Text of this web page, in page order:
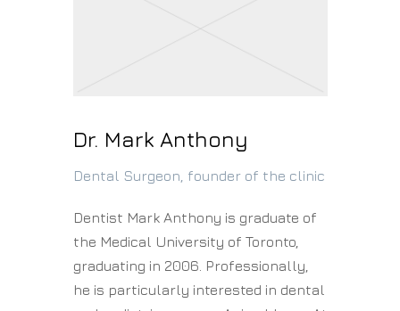
Dr. Mark Anthony
Dental Surgeon, founder of the clinic
Dentist Mark Anthony is graduate of
the Medical University of Toronto,
graduating in 2006. Professionally,
he is particularly interested in dental